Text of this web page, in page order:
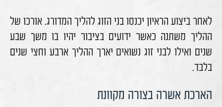
לאחר ביצוע הראיון יכנסו בני הזוג להליך המדורג. אורכו של
ההליך משתנה כאשר ידועים בציבור יהיו בו משך שבע
שנים ואילו לבני זוג נשואים יארך ההליך ארבע וחצי שנים
בלבד.
הארכת אשרה בצורה מקוונת